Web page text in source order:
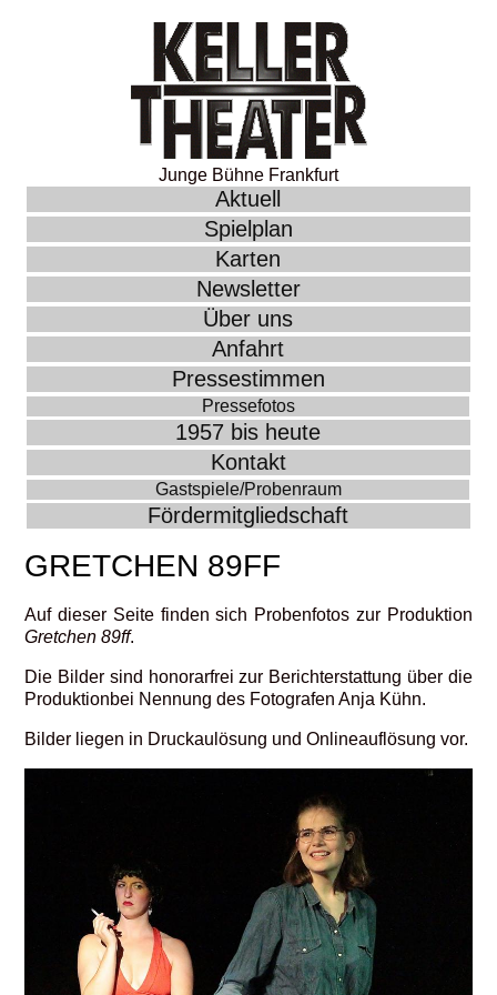
Junge Bühne Frankfurt
Aktuell
Spielplan
Karten
Newsletter
Über uns
Anfahrt
Pressestimmen
Pressefotos
1957 bis heute
Kontakt
Gastspiele/Probenraum
Fördermitgliedschaft
GRETCHEN 89FF
Auf dieser Seite finden sich Probenfotos zur Produktion
Gretchen 89ff.
Die Bilder sind honorarfrei zur Berichterstattung über die
Produktionbei Nennung des Fotografen Anja Kühn.
Bilder liegen in Druckaulösung und Onlineauflösung vor.